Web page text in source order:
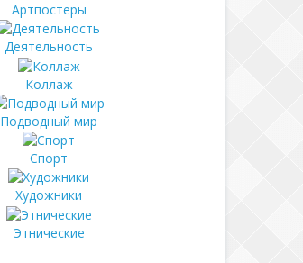
Артпостеры
Деятельность
Коллаж
Подводный мир
Спорт
Художники
Этнические